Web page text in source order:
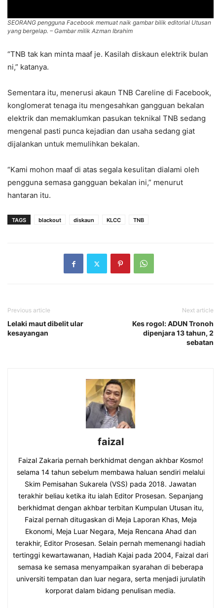
SEORANG pengguna Facebook memuat naik gambar bilik editorial Utusan
yang bergelap. – Gambar milik Azman Ibrahim
“TNB tak kan minta maaf je. Kasilah diskaun elektrik bulan
ni,” katanya.
Sementara itu, menerusi akaun TNB Careline di Facebook,
konglomerat tenaga itu mengesahkan gangguan bekalan
elektrik dan memaklumkan pasukan teknikal TNB sedang
mengenal pasti punca kejadian dan usaha sedang giat
dijalankan untuk memulihkan bekalan.
“Kami mohon maaf di atas segala kesulitan dialami oleh
pengguna semasa gangguan bekalan ini,” menurut
hantaran itu.
TAGS blackout diskaun KLCC TNB
Previous article
Lelaki maut dibelit ular
kesayangan
Next article
Kes rogol: ADUN Tronoh
dipenjara 13 tahun, 2
sebatan
faizal
Faizal Zakaria pernah berkhidmat dengan akhbar Kosmo!
selama 14 tahun sebelum membawa haluan sendiri melalui
Skim Pemisahan Sukarela (VSS) pada 2018. Jawatan
terakhir beliau ketika itu ialah Editor Prosesan. Sepanjang
berkhidmat dengan akhbar terbitan Kumpulan Utusan itu,
Faizal pernah ditugaskan di Meja Laporan Khas, Meja
Ekonomi, Meja Luar Negara, Meja Rencana Ahad dan
terakhir, Editor Prosesan. Selain pernah memenangi hadiah
tertinggi kewartawanan, Hadiah Kajai pada 2004, Faizal dari
semasa ke semasa menyampaikan syarahan di beberapa
universiti tempatan dan luar negara, serta menjadi jurulatih
korporat dalam bidang penulisan media.